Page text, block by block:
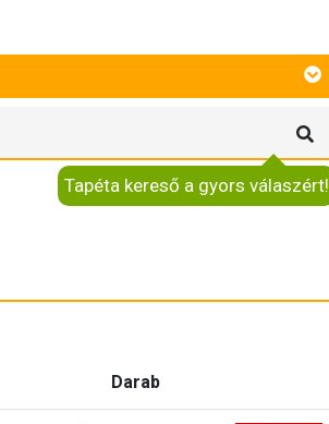
Tapéta kereső a gyors válaszért!
Darab